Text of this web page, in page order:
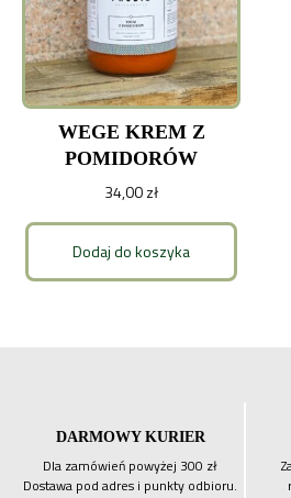
WEGE KREM Z
POMIDORÓW
34,00zł
Dodaj do koszyka
DARMOWY KURIER
Dla zamówień powyżej 300 zł
Dostawa pod adres i punkty odbioru.